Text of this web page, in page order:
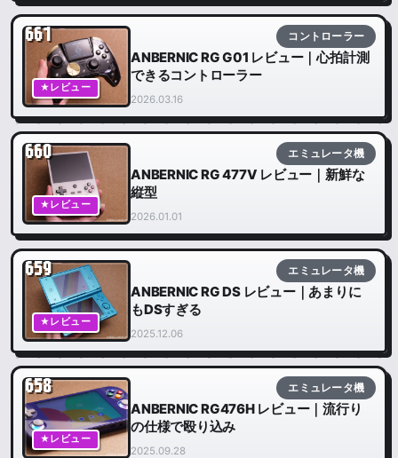
★レビュー
661 コントローラー
ANBERNIC RG G01 レビュー｜心拍計測
できるコントローラー
2026.03.16
★レビュー
660 エミュレータ機
ANBERNIC RG 477V レビュー｜新鮮な
縦型
2026.01.01
★レビュー
659 エミュレータ機
ANBERNIC RG DS レビュー｜あまりに
もDSすぎる
2025.12.06
★レビュー
658 エミュレータ機
ANBERNIC RG476H レビュー｜流行り
の仕様で殴り込み
2025.09.28